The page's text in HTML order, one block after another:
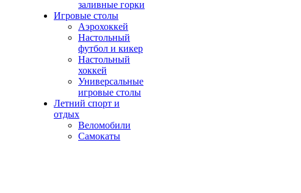
заливные горки
Игровые столы
Аэрохоккей
Настольный
футбол и кикер
Настольный
хоккей
Универсальные
игровые столы
Летний спорт и
отдых
Веломобили
Самокаты